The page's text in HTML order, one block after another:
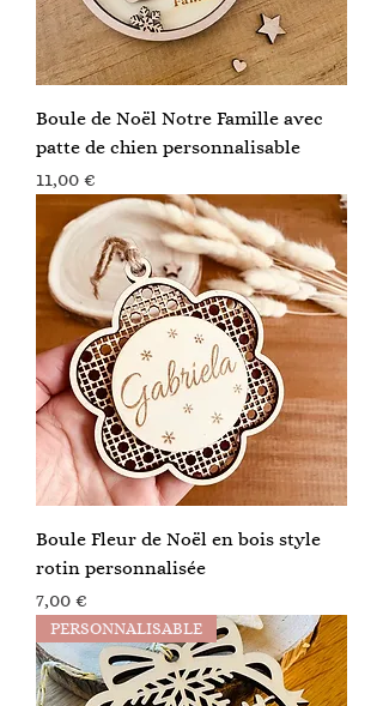
Boule de Noël Notre Famille avec
patte de chien personnalisable
Prix
11,00 €
Boule Fleur de Noël en bois style
rotin personnalisée
Prix
7,00 €
PERSONNALISABLE